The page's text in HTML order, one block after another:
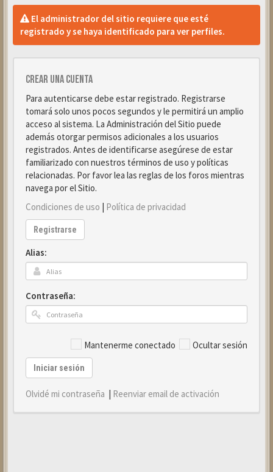
El administrador del sitio requiere que esté
registrado y se haya identificado para ver perfiles.
Crear una cuenta
Para autenticarse debe estar registrado. Registrarse
tomará solo unos pocos segundos y le permitirá un amplio
acceso al sistema. La Administración del Sitio puede
además otorgar permisos adicionales a los usuarios
registrados. Antes de identificarse asegúrese de estar
familiarizado con nuestros términos de uso y políticas
relacionadas. Por favor lea las reglas de los foros mientras
navega por el Sitio.
Condiciones de uso | Política de privacidad
Registrarse
Alias:
Contraseña:
Mantenerme conectado Ocultar sesión
Iniciar sesión
Olvidé mi contraseña | Reenviar email de activación